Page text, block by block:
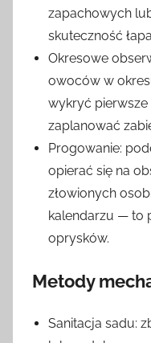
zapachowych
skuteczność
Okresowe
owoców w
wykryć
zaplanować
Progowanie:
opierać się na
złowionych
kalendarzu — to
oprysków.
Metody
Sanitacja sadu: